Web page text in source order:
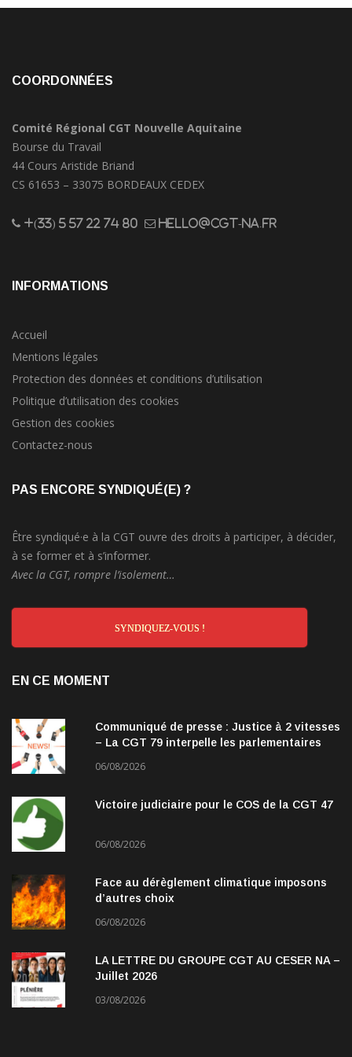
COORDONNÉES
Comité Régional CGT Nouvelle Aquitaine
Bourse du Travail
44 Cours Aristide Briand
CS 61653 – 33075 BORDEAUX CEDEX
+(33) 5 57 22 74 80 hello@cgt-na.fr
INFORMATIONS
Accueil
Mentions légales
Protection des données et conditions d’utilisation
Politique d’utilisation des cookies
Gestion des cookies
Contactez-nous
PAS ENCORE SYNDIQUÉ(E) ?
Être syndiqué·e à la CGT ouvre des droits à participer, à décider,
à se former et à s’informer.
Avec la CGT, rompre l’isolement…
SYNDIQUEZ-VOUS !
EN CE MOMENT
Communiqué de presse : Justice à 2 vitesses
– La CGT 79 interpelle les parlementaires
06/08/2026
Victoire judiciaire pour le COS de la CGT 47
06/08/2026
Face au dérèglement climatique imposons
d’autres choix
06/08/2026
LA LETTRE DU GROUPE CGT AU CESER NA –
Juillet 2026
03/08/2026